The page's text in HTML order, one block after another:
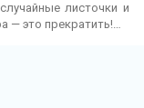
листочки и
— это прекратить!…